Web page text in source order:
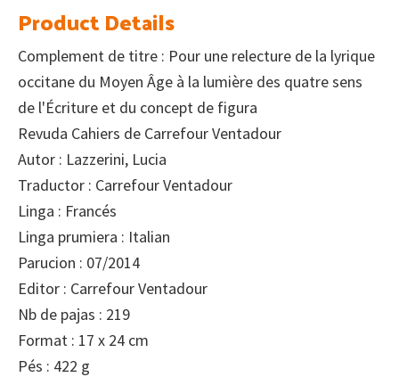
Product Details
Complement de titre : Pour une relecture de la lyrique
occitane du Moyen Âge à la lumière des quatre sens
de l'Écriture et du concept de figura
Revuda Cahiers de Carrefour Ventadour
Autor : Lazzerini, Lucia
Traductor : Carrefour Ventadour
Linga : Francés
Linga prumiera : Italian
Parucion : 07/2014
Editor : Carrefour Ventadour
Nb de pajas : 219
Format : 17 x 24 cm
Pés : 422 g